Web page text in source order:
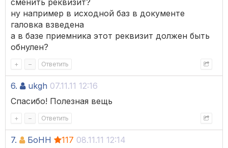
сменить реквизит?
ну например в исходной баз в документе
галовка взведена
а в базе приемника этот реквизит должен быть
обнулен?
+ – Ответить
6. ukgh 07.11.11 12:16
Спасибо! Полезная вещь
+ – Ответить
7. БоНН 117 08.11.11 12:14